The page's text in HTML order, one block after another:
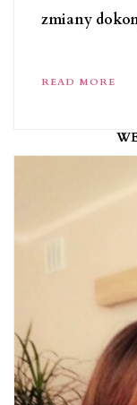
zmiany
READ MORE